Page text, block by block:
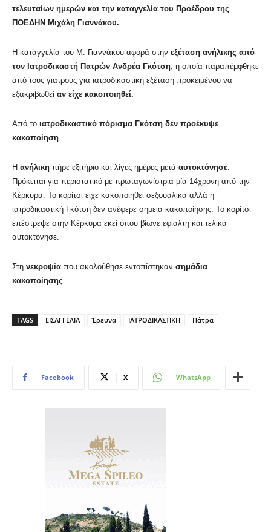
τελευταίων ημερών και την καταγγελία του Προέδρου της
ΠΟΕΔΗΝ Μιχάλη Γιαννάκου.
Η καταγγελία του Μ. Γιαννάκου αφορά στην εξέταση ανήλικης από
τον Ιατροδικαστή Πατρών Ανδρέα Γκότση , η οποία παραπέμφθηκε
από τους γιατρούς για ιατροδικαστική εξέταση προκειμένου να
εξακριβωθεί αν είχε κακοποιηθεί.
Από το ιατροδικαστικό πόρισμα Γκότση δεν προέκυψε
κακοποίηση
Η ανήλικη πήρε εξιτήριο και λίγες ημέρες μετά αυτοκτόνησε
Πρόκειται για περιστατικό με πρωταγωνίστρια μία 14χρονη από την
Κέρκυρα. Το κορίτσι είχε κακοποιηθεί σεξουαλικά αλλά η
ιατροδικαστική Γκότση δεν ανέφερε σημεία κακοποίησης. Το κορίτσι
επέστρεψε στην Κέρκυρα εκεί όπου βίωνε εφιάλτη και τελικά
αυτοκτόνησε.
Στη νεκροψία που ακολούθησε εντοπίστηκαν σημάδια
κακοποίησης
TAGS ΕΙΣΑΓΓΕΛΙΑ Έρευνα ΙΑΤΡΟΔΙΚΑΣΤΙΚΗ Πάτρα
Facebook X WhatsApp